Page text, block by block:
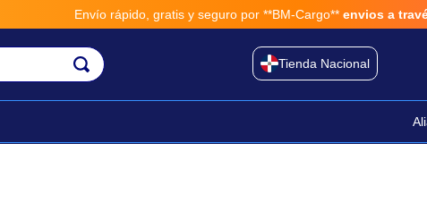
Envío rápido, gratis y seguro por **BM-Cargo** envios a través
Tienda Nacional